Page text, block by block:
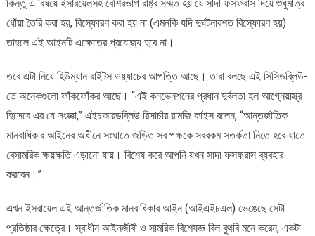
কিন্তু এ বিষয়ে ইসারয়েলসহ বেশিরভাগ রাষ্ট্র সম্মত হয় যে সাদা ফসফরাস দিয়ে শুধুমাত্র
ধোঁয়া তৈরি করা হয়, বিস্ফোরণ করা হয় না (এমনকি যদি দুর্ঘটনাবশত বিস্ফোরণ হয়)
তাহলে এই আইনটি এক্ষেত্রে প্রযোজ্য হবে না।
তবে এটা নিয়ে হিউম্যান রাইটস ওয়্যাচের আপত্তি আছে। তারা বলছে এই সিসিডব্লিউ-
তে অনেকগুলো ফাঁকফোঁকর আছে। “এই কনভেনশনের প্রধান দুর্বলতা হল আগ্নেয়াস্ত্র
হিসেবে এর যে সংজ্ঞা,” এইচআরডব্লিউ রিসার্চার রামজি কাইস বলেন, “আন্তর্জাতিক
মানবাধিকার আইনের অধীনে সংঘাতে জড়িত সব পক্ষকে সবরকম সতর্কতা নিতে হবে যাতে
বেসামরিক ক্ষয়ক্ষতি এড়ানো যায়। বিশেষ করে আপনি যখন সাদা ফসফরাস ব্যবহার
করবেন।”
এখন ইসরায়েল এই আন্তর্জাতিক মানবাধিকার আইন (আইএইচএল) ভেঙেছে সেটা
প্রতিষ্ঠার ক্ষেত্রে। স্বাধীন আইনজীবী ও সামরিক বিশেষজ্ঞ বিল বুথবি মনে করেন, একটা